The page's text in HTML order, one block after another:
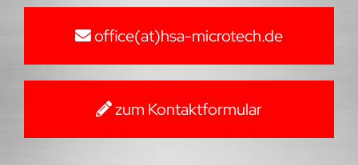
office(at)hsa-microtech.de
zum Kontaktformular